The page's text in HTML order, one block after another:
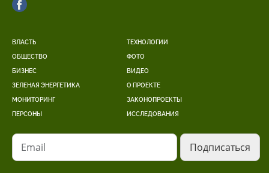
ВЛАСТЬ
ОБЩЕСТВО
БИЗНЕС
ЗЕЛЕНАЯ ЭНЕРГЕТИКА
МОНИТОРИНГ
ПЕРСОНЫ
ТЕХНОЛОГИИ
ФОТО
ВИДЕО
О ПРОЕКТЕ
ЗАКОНОПРОЕКТЫ
ИССЛЕДОВАНИЯ
Email